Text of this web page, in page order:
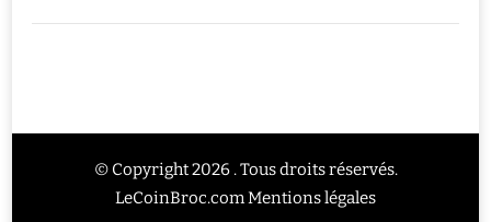
© Copyright 2026 . Tous droits réservés.
LeCoinBroc.comMentions légales